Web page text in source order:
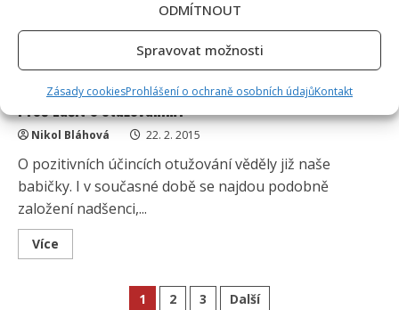
ODMÍTNOUT
Spravovat možnosti
Zásady cookiesProhlášení o ochraně osobních údajůKontakt
Proč začít s otužováním?
Nikol Bláhová 22. 2. 2015
O pozitivních účincích otužování věděly již naše
babičky. I v současné době se najdou podobně
založení nadšenci,...
Více
more
1 2 3 Další